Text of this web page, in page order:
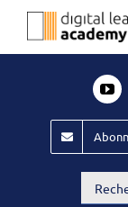
Passer
Évènements
Offres d’emploi